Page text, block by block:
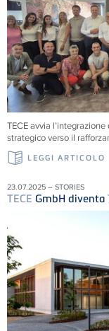
TECEavvia
strategico verso il
LEGGI ARTICOLO
23.07.2025 – STORIES
TECE GmbH diventa